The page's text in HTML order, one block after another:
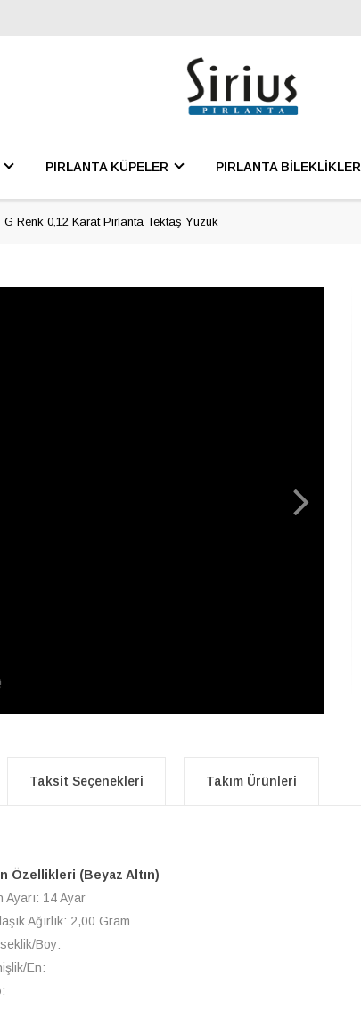
PIRLANTA KÜPELER PIRLANTA BİLEKLİKLER
G Renk 0,12 Karat Pırlanta Tektaş Yüzük
Taksit Seçenekleri Takım Ürünleri
Özellikleri (Beyaz Altın)
Ayarı: 14 Ayar
Ağırlık: 2,00 Gram
Boy:
En: